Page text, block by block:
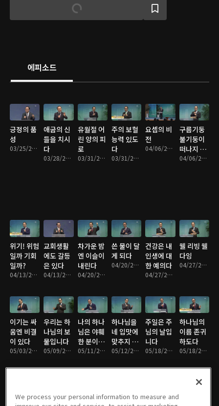
에피소드
긍정의 품
성
03/25/2016 • 30분
애굽의 신
들을 치시
다
03/28/2016 • 29분
유월절 어
린 양의 피
로
03/31/2016 • 31분
주의 보혈
능력 있도
다
03/31/2016 • 28분
요셉의 비
전
04/06/2016 • 29분
구름기둥
불기둥이
떠나지 아
니하니라04/06/2016 • 31분
위기! 위험
일까 기회
일까?
04/13/2016 • 29분
교회생활
에도 갈등
은 있다
04/13/2016 • 29분
차가운 밤
엔 이슬이
내린다
04/20/2016 • 25분
쓴 물이 달
게 되다
04/20/2016 • 27분
건강은 내
인생에 대
한 예의다
04/27/2016 • 27분
웰 리빙 웰
다잉
04/27/2016 • 28분
이기는 싸
움엔 비결
이 있다
05/03/2016 • 26분
우리는 하
나님의 보
물입니다
05/09/2016 • 29분
나의 하나
님은 야훼
한 분이시
다
05/11/2016 • 31분
하나님을
네 입맛에
맞추지 말
라
05/12/2016 • 26분
주일은 주
님의 날입
니다
05/18/2016 • 28분
하나님의
이름 존귀
하도다
05/18/2016 • 27분
효자성도
생명의 주
돈, 하나님 거룩하다,
서로 다르
We process your personal information to measure and